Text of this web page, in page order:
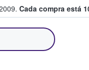
Cada compra está
boletos